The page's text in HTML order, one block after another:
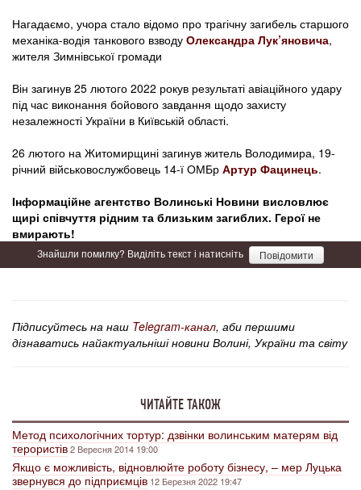
Нагадаємо, учора стало відомо про трагічну загибель старшого
механіка-водія танкового взводу Олександра Лук’яновича,
жителя Зимнівської громади
Він загинув 25 лютого 2022 рокув результаті авіаційного удару
під час виконання бойового завдання щодо захисту
незалежності України в Київській області.
26 лютого на Житомирщині загинув житель Володимира, 19-
річний військовослужбовець 14-ї ОМБр Артур Фацинець.
Інформаційне агентство Волинські Новини висловлює
щирі співчуття рідним та близьким загиблих. Герої не
вмирають!
Знайшли помилку? Виділіть текст і натисніть Повідомити
Підписуйтесь на наш Telegram-канал, аби першими
дізнаватись найактуальніші новини Волині, України та світу
ЧИТАЙТЕ ТАКОЖ
Метод психологічних тортур: дзвінки волинським матерям від
терористів2 Вересня 2014 19:00
Якщо є можливість, відновлюйте роботу бізнесу, – мер Луцька
звернувся до підприємців 12 Березня 2022 19:47